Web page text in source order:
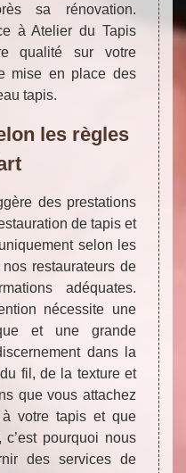
sa rénovation.
à Atelier du Tapis
qualité sur votre
mise en place des
tapis.
les règles
des prestations
de tapis et
selon les
nos restaurateurs de
adéquates.
nécessite une
et une grande
dans la
fil, de la texture et
que vous attachez
à votre tapis et que
pourquoi nous
des services de